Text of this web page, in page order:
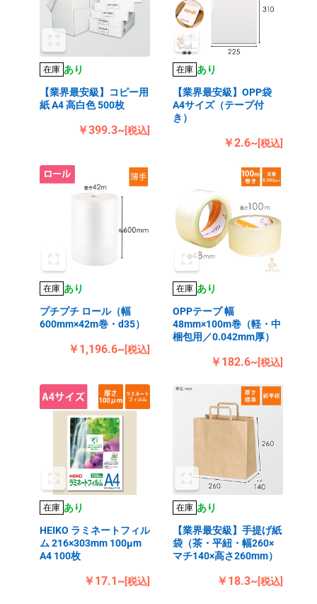
在庫 あり
【業界最安級】コピー用
紙 A4 高白色 500枚
￥399.3~[税込]
在庫 あり
【業界最安級】OPP袋
A4サイズ（テープ付
き）
￥2.6~[税込]
在庫 あり
プチプチ ロール（幅
600mm×42m巻・d35）
￥1,196.6~[税込]
在庫 あり
OPPテープ 幅
48mm×100m巻（軽・中
梱包用／0.042mm厚）
￥182.6~[税込]
在庫 あり
HEIKO ラミネートフィル
ム 216×303mm 100μm
A4 100枚
￥17.1~[税込]
在庫 あり
【業界最安級】手提げ紙
袋（茶・平紐・幅260×
マチ140×高さ260mm）
￥18.3~[税込]